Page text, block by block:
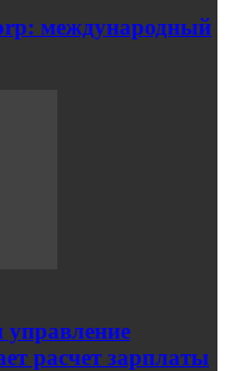
международный
расчет зарплаты